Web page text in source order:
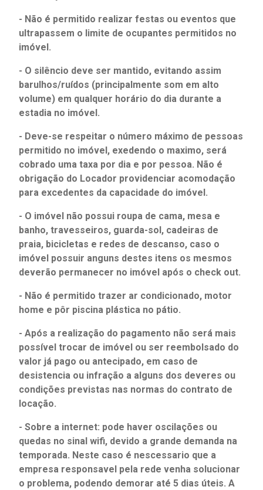
- Não é permitido realizar festas ou eventos que
ultrapassem o limite de ocupantes permitidos no
imóvel.
- O silêncio deve ser mantido, evitando assim
barulhos/ruídos (principalmente som em alto
volume) em qualquer horário do dia durante a
estadia no imóvel.
- Deve-se respeitar o número máximo de pessoas
permitido no imóvel, exedendo o maximo, será
cobrado uma taxa por dia e por pessoa. Não é
obrigação do Locador providenciar acomodação
para excedentes da capacidade do imóvel.
- O imóvel não possui roupa de cama, mesa e
banho, travesseiros, guarda-sol, cadeiras de
praia, bicicletas e redes de descanso, caso o
imóvel possuir anguns destes itens os mesmos
deverão permanecer no imóvel após o check out.
- Não é permitido trazer ar condicionado, motor
home e pôr piscina plástica no pátio.
- Após a realização do pagamento não será mais
possível trocar de imóvel ou ser reembolsado do
valor já pago ou antecipado, em caso de
desistencia ou infração a alguns dos deveres ou
condições previstas nas normas do contrato de
locação.
- Sobre a internet: pode haver oscilações ou
quedas no sinal wifi, devido a grande demanda na
temporada. Neste caso é nescessario que a
empresa responsavel pela rede venha solucionar
o problema, podendo demorar até 5 dias úteis. A